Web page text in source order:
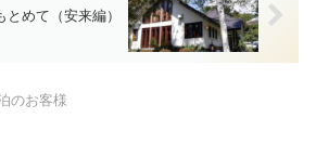
めて（安来編）
のお客様